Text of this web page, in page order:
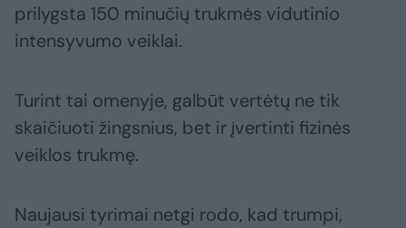
prilygsta 150 minučių trukmės vidutinio
intensyvumo veiklai.
Turint tai omenyje, galbūt vertėtų ne tik
skaičiuoti žingsnius, bet ir įvertinti fizinės
veiklos trukmę.
Naujausi tyrimai netgi rodo, kad trumpi,